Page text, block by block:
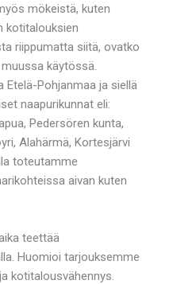
mökeistä, kuten
kotitalouksien
riippumatta siitä, ovatko
käytössä.
Etelä-Pohjanmaa ja siellä
naapurikunnat eli:
Pedersören kunta,
Alahärmä, Kortesjärvi
toteutamme
aivan kuten
teettää
Huomioi tarjouksemme
kotitalousvähennys.